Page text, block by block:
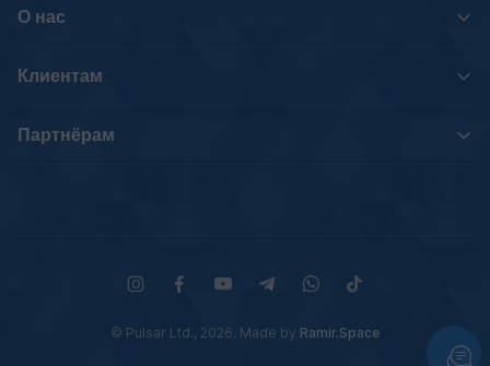
О нас
Клиентам
Партнёрам
© Pulsar Ltd., 2026. Made by Ramir.Space